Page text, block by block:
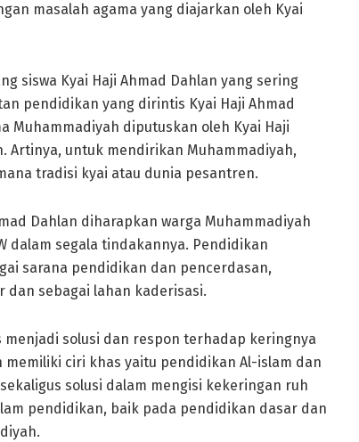
masalah agama yang diajarkan oleh Kyai
siswa Kyai Haji Ahmad Dahlan yang sering
pendidikan yang dirintis Kyai Haji Ahmad
Muhammadiyah diputuskan oleh Kyai Haji
Artinya, untuk mendirikan Muhammadiyah,
tradisi kyai atau dunia pesantren.
Dahlan diharapkan warga Muhammadiyah
dalam segala tindakannya. Pendidikan
sarana pendidikan dan pencerdasan,
dan sebagai lahan kaderisasi.
solusi dan respon terhadap keringnya
ciri khas yaitu pendidikan Al-islam dan
solusi dalam mengisi kekeringan ruh
pendidikan, baik pada pendidikan dasar dan